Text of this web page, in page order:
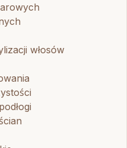
włosów